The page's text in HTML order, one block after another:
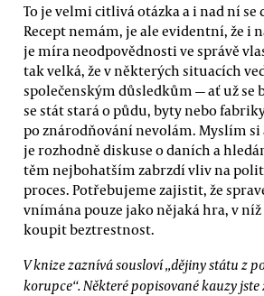
To je velmi citlivá otázka a i nad ní se
Recept nemám, je ale evidentní, že i
je míra neodpovědnosti ve správě
tak velká, že v některých situacích
společenským důsledkům — ať už se
se stát stará o půdu, byty nebo
po znárodňování nevolám. Myslím si
je rozhodně diskuse o daních a
těm nejbohatším zabrzdí vliv na
proces. Potřebujeme zajistit, že
vnímána pouze jako nějaká hra, v
koupit beztrestnost.
V knize zaznívá sousloví „dějiny státu z
korupce“. Některé popisované kauzy jste